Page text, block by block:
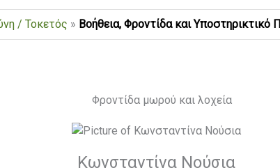
/ Τοκετός » Βοήθεια, Φροντίδα και
Κωνσταντίνα Νούσια